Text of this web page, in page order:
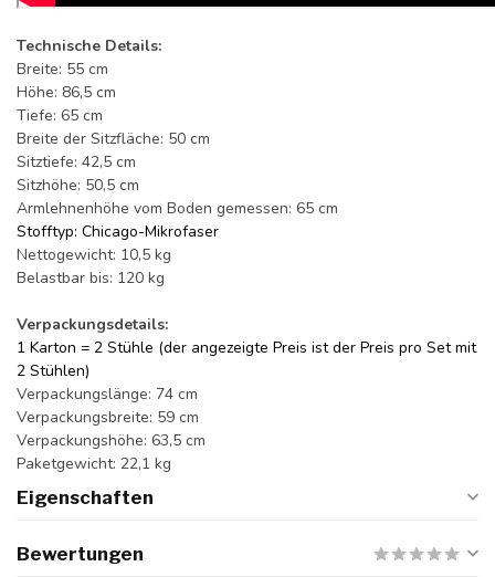
Technische Details:
Breite: 55 cm
Höhe: 86,5 cm
Tiefe: 65 cm
Breite der Sitzfläche: 50 cm
Sitztiefe: 42,5 cm
Sitzhöhe: 50,5 cm
Armlehnenhöhe vom Boden gemessen: 65 cm
Stofftyp: Chicago-Mikrofaser
Nettogewicht: 10,5 kg
Belastbar bis: 120 kg
Verpackungsdetails:
1 Karton = 2 Stühle (der angezeigte Preis ist der Preis pro Set mit
2 Stühlen)
Verpackungslänge: 74 cm
Verpackungsbreite: 59 cm
Verpackungshöhe: 63,5 cm
Paketgewicht: 22,1 kg
Eigenschaften
Bewertungen